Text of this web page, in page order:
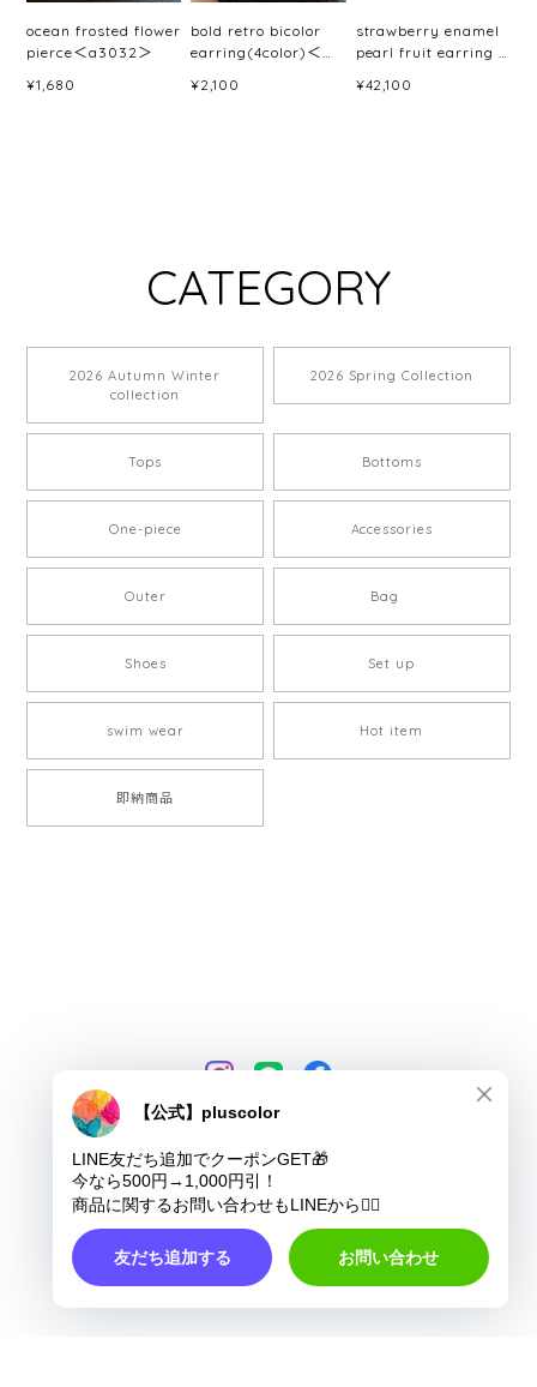
ocean frosted flower
pierce＜a3032＞
¥1,680
bold retro bicolor
earring(4color)＜
¥2,100
strawberry enamel
pearl fruit earring /
¥42,100
CATEGORY
2026 Autumn Winter
collection
2026 Spring Collection
Tops Bottoms
One-piece Accessories
Outer Bag
Shoes Set up
swim wear Hot item
即納商品
特定商取引法に基づく表記
COPYRIGHT © pluscolor